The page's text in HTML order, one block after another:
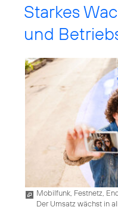
Starkes
und
Mobilfunk, Festnetz,
Der Umsatz wächst in